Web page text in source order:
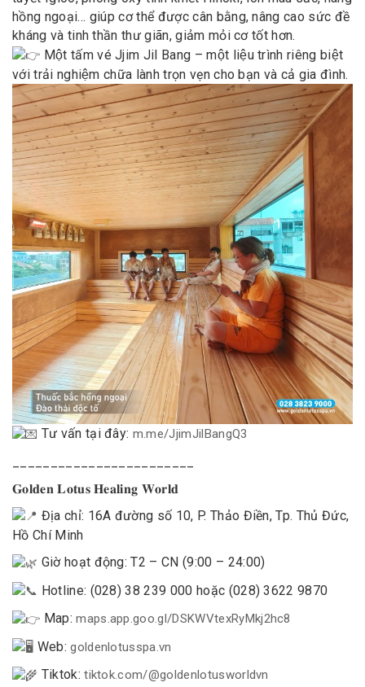
hồng ngoại… giúp cơ thể được cân bằng, nâng cao sức đề
kháng và tinh thần thư giãn, giảm mỏi cơ tốt hơn.
Một tấm vé Jjim Jil Bang – một liệu trình riêng biệt
với trải nghiệm chữa lành trọn vẹn cho bạn và cả gia đình.
Tư vấn tại đây: m.me/JjimJilBangQ3
𝐆𝐨𝐥𝐝𝐞𝐧 𝐋𝐨𝐭𝐮𝐬 𝐇𝐞𝐚𝐥𝐢𝐧𝐠 𝐖𝐨𝐫𝐥𝐝
Địa chỉ: 16A đường số 10, P. Thảo Điền, Tp. Thủ Đức,
Hồ Chí Minh
Giờ hoạt động: T2 – CN (9:00 – 24:00)
Hotline: (028) 38 239 000 hoặc (028) 3622 9870
Map:maps.app.goo.gl/DSKWVtexRyMkj2hc8
Web:goldenlotusspa.vn
Tiktok:tiktok.com/@goldenlotusworldvn